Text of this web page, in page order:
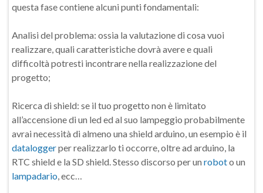
questa fase contiene alcuni punti fondamentali:
Analisi del problema: ossia la valutazione di cosa vuoi
realizzare, quali caratteristiche dovrà avere e quali
difficoltà potresti incontrare nella realizzazione del
progetto;
Ricerca di shield: se il tuo progetto non è limitato
all’accensione di un led ed al suo lampeggio probabilmente
avrai necessità di almeno una shield arduino, un esempio è il
dataloggerper realizzarlo ti occorre, oltre ad arduino, la
RTC shield e la SD shield. Stesso discorso per un roboto un
lampadario, ecc…